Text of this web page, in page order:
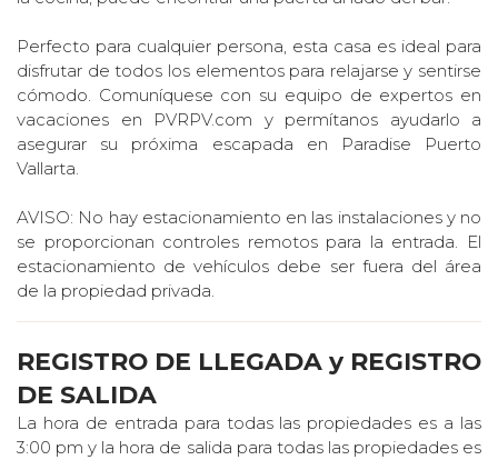
Perfecto para cualquier persona, esta casa es ideal para
disfrutar de todos los elementos para relajarse y sentirse
cómodo. Comuníquese con su equipo de expertos en
vacaciones en PVRPV.com y permítanos ayudarlo a
asegurar su próxima escapada en Paradise Puerto
Vallarta.
AVISO: No hay estacionamiento en las instalaciones y no
se proporcionan controles remotos para la entrada. El
estacionamiento de vehículos debe ser fuera del área
de la propiedad privada.
REGISTRO DE LLEGADA y REGISTRO
DE SALIDA
La hora de entrada para todas las propiedades es a las
3:00 pm y la hora de salida para todas las propiedades es